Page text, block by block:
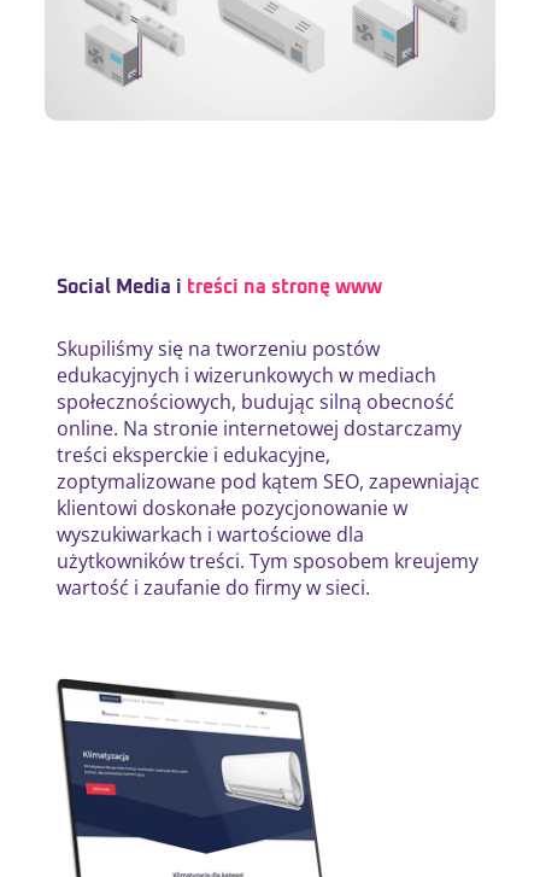
Social Media i treści na stronę www
Skupiliśmy się na tworzeniu postów
edukacyjnych i wizerunkowych w mediach
społecznościowych, budując silną obecność
online. Na stronie internetowej dostarczamy
treści eksperckie i edukacyjne,
zoptymalizowane pod kątem SEO, zapewniając
klientowi doskonałe pozycjonowanie w
wyszukiwarkach i wartościowe dla
użytkowników treści. Tym sposobem kreujemy
wartość i zaufanie do firmy w sieci.